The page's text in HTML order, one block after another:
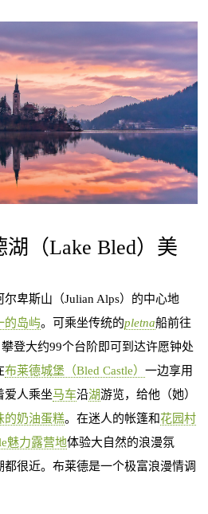
湖（Lake Bled）美
卑斯山（Julian Alps）的中心地
的岛屿。可乘坐传统的pletna船前往
登大约99个台阶即可到达许愿钟处
布莱德城堡（Bled Castle） 一边享用
爱人乘坐马车沿湖游览，给他（她）
的奶油蛋糕。在迷人的帐篷和花园村
魅力露营地体验大自然的浪漫氛
都很近。布莱德是一个极富浪漫情调